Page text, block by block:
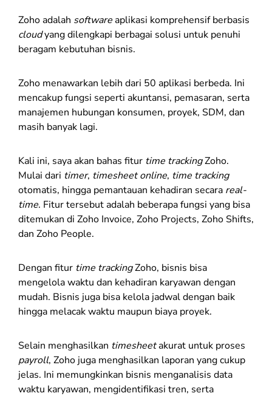
Zoho adalah softwareaplikasi komprehensif berbasis
cloudyang dilengkapi berbagai solusi untuk penuhi
beragam kebutuhan bisnis.
Zoho menawarkan lebih dari 50 aplikasi berbeda. Ini
mencakup fungsi seperti akuntansi, pemasaran, serta
manajemen hubungan konsumen, proyek, SDM, dan
masih banyak lagi.
Kali ini, saya akan bahas fitur time trackingZoho.
Mulai dari timer, timesheet online, time tracking
otomatis, hingga pemantauan kehadiran secara real-
time. Fitur tersebut adalah beberapa fungsi yang bisa
ditemukan di Zoho Invoice, Zoho Projects, Zoho Shifts,
dan Zoho People.
Dengan fitur time trackingZoho, bisnis bisa
mengelola waktu dan kehadiran karyawan dengan
mudah. Bisnis juga bisa kelola jadwal dengan baik
hingga melacak waktu maupun biaya proyek.
Selain menghasilkan timesheetakurat untuk proses
payroll, Zoho juga menghasilkan laporan yang cukup
jelas. Ini memungkinkan bisnis menganalisis data
waktu karyawan, mengidentifikasi tren, serta